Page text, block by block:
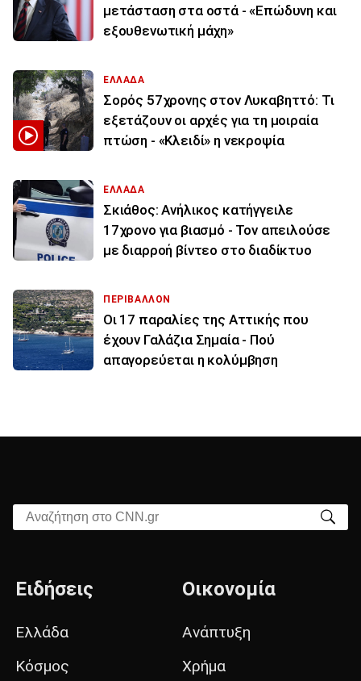
μετάσταση στα οστά - «Επώδυνη και
εξουθενωτική μάχη»
ΕΛΛΑΔΑ
Σορός 57χρονης στον Λυκαβηττό: Τι
εξετάζουν οι αρχές για τη μοιραία
πτώση - «Κλειδί» η νεκροψία
ΕΛΛΑΔΑ
Σκιάθος: Ανήλικος κατήγγειλε
17χρονο για βιασμό - Τον απειλούσε
με διαρροή βίντεο στο διαδίκτυο
ΠΕΡΙΒΑΛΛΟΝ
Οι 17 παραλίες της Αττικής που
έχουν Γαλάζια Σημαία - Πού
απαγορεύεται η κολύμβηση
Αναζήτηση στο CNN.gr
Ειδήσεις
Ελλάδα
Κόσμος
Οικονομία
Ανάπτυξη
Χρήμα